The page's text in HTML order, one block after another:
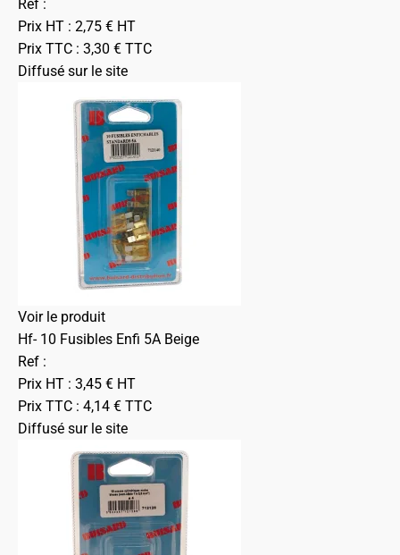
Ref :
Prix HT : 2,75 € HT
Prix TTC : 3,30 € TTC
Diffusé sur le site
Voir le produit
Hf- 10 Fusibles Enfi 5A Beige
Ref :
Prix HT : 3,45 € HT
Prix TTC : 4,14 € TTC
Diffusé sur le site